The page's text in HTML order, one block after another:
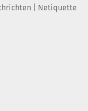
Netiquette